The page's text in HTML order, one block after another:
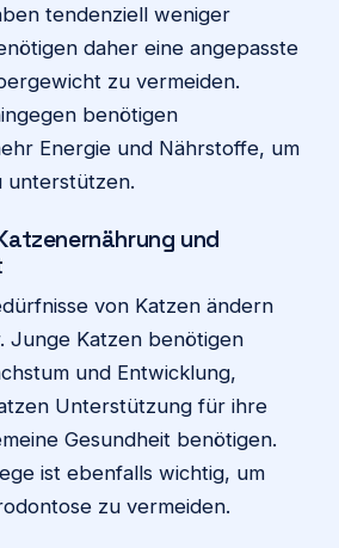
tendenziell weniger
daher eine angepasste
zu vermeiden.
benötigen
Energie und Nährstoffe, um
unterstützen.
und
von Katzen ändern
Junge Katzen benötigen
und Entwicklung,
Unterstützung für ihre
Gesundheit benötigen.
ist ebenfalls wichtig, um
zu vermeiden.